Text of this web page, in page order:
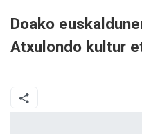
Doako
Atxulondo kultur